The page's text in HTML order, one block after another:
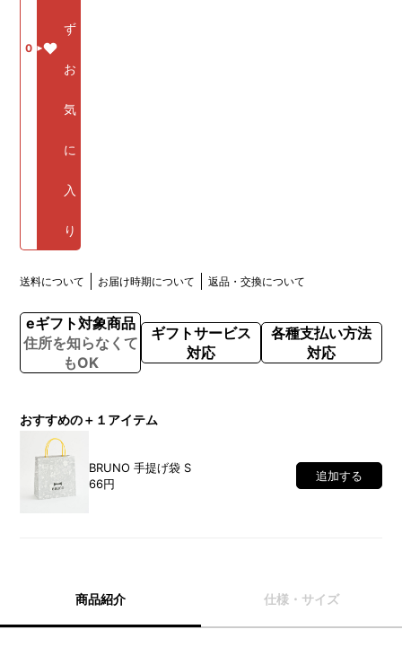
0
ず
お
気
に
入
り
送料について お届け時期について 返品・交換について
eギフト対象商品
住所を知らなくて
もOK
ギフトサービス
対応
各種支払い方法
対応
おすすめの＋１アイテム
BRUNO 手提げ袋 S
66円
追加する
商品紹介 仕様・サイズ